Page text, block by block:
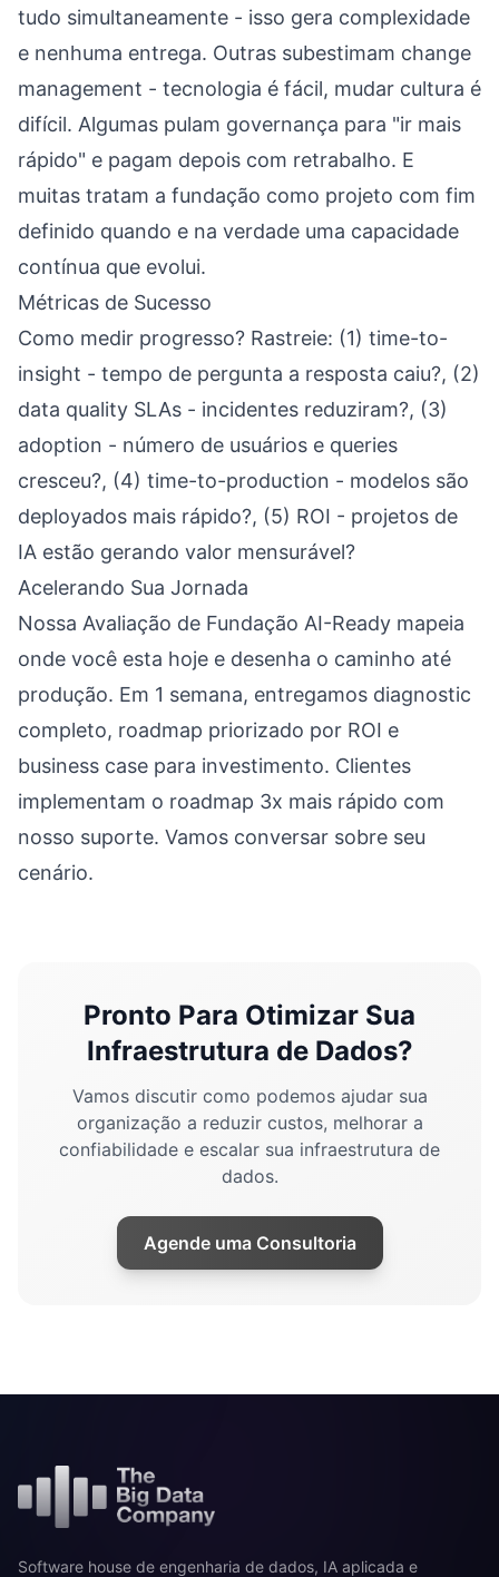
tudo simultaneamente - isso gera complexidade
e nenhuma entrega. Outras subestimam change
management - tecnologia é fácil, mudar cultura é
difícil. Algumas pulam governança para "ir mais
rápido" e pagam depois com retrabalho. E
muitas tratam a fundação como projeto com fim
definido quando e na verdade uma capacidade
contínua que evolui.
Métricas de Sucesso
Como medir progresso? Rastreie: (1) time-to-
insight - tempo de pergunta a resposta caiu?, (2)
data quality SLAs - incidentes reduziram?, (3)
adoption - número de usuários e queries
cresceu?, (4) time-to-production - modelos são
deployados mais rápido?, (5) ROI - projetos de
IA estão gerando valor mensurável?
Acelerando Sua Jornada
Nossa Avaliação de Fundação AI-Ready mapeia
onde você esta hoje e desenha o caminho até
produção. Em 1 semana, entregamos diagnostic
completo, roadmap priorizado por ROI e
business case para investimento. Clientes
implementam o roadmap 3x mais rápido com
nosso suporte. Vamos conversar sobre seu
cenário.
Pronto Para Otimizar Sua
Infraestrutura de Dados?
Vamos discutir como podemos ajudar sua
organização a reduzir custos, melhorar a
confiabilidade e escalar sua infraestrutura de
dados.
Agende uma Consultoria
Software house de engenharia de dados, IA aplicada e